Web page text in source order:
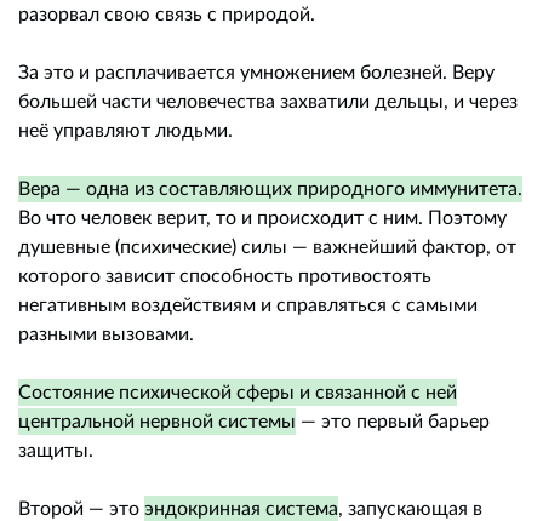
разорвал свою связь с природой.
За это и расплачивается умножением болезней. Веру
большей части человечества захватили дельцы, и через
неё управляют людьми.
Вера — одна из составляющих природного иммунитета.
Во что человек верит, то и происходит с ним. Поэтому
душевные (психические) силы — важнейший фактор, от
которого зависит способность противостоять
негативным воздействиям и справляться с самыми
разными вызовами.
Состояние психической сферы и связанной с ней
центральной нервной системы — это первый барьер
защиты.
Второй — это эндокринная система, запускающая в